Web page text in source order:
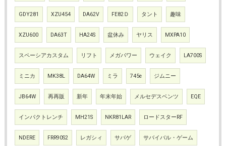
GDY281 XZU454 DA62V FE82Ｄ タント 趣味
XZU600 DA63T HA24S 盆休み ヤリス MXPA10
スペーシアカスタム リフト メガパワー ウェイク LA700S
ミニカ MK38L DA64W ミラ 745e ジムニー
JB64W 再再販 新年 年末年始 メルセデスベンツ EQE
インパクトレンチ MH21S NKR81LAR ロードスターRF
NDERE FRR90S2 レガシィ サバゲ サバイバル・ゲーム